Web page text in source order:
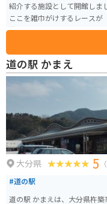
紹介する施設として開館しま
ここを雑巾がけするレース
大会以外でもタイムチャレン
道の駅 かまえ
大分県 5
#道の駅
道の駅 かまえは、大分県杵